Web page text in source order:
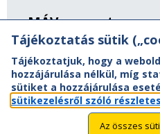
MÁV-csoport
A MÁV-csoport tagjai
Jogi útmutatás
Adatvédelem
Kapcsolat
Vasút a nagyvilágban
Tájékoztatás sütik
Tájékoztatjuk, hogy a
hozzájárulása nélkül, míg
sütiket a hozzájárulása
sütikezelésről szóló
Az összes